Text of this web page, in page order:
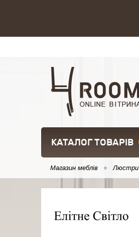
КАТАЛОГ ТОВАРІВ
Магазин меблів Люстри